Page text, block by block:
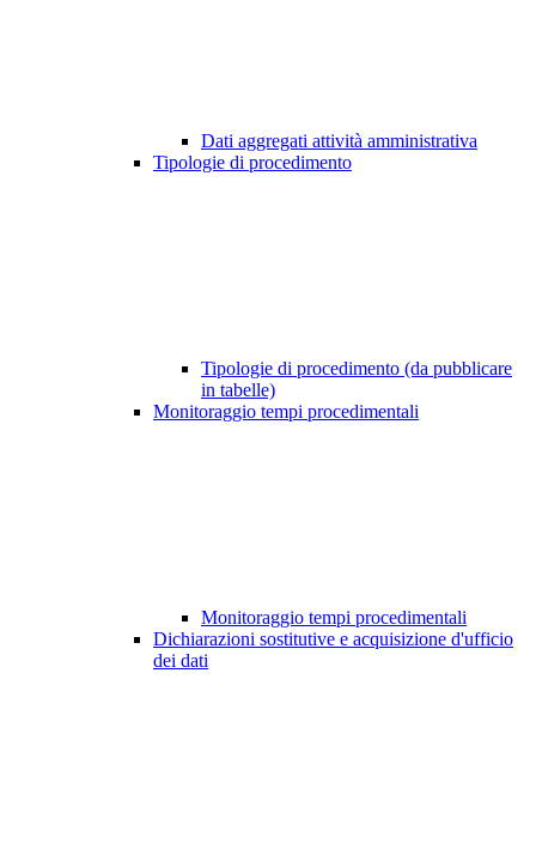
Dati aggregati attività amministrativa
Tipologie di procedimento
Tipologie di procedimento (da pubblicare
in tabelle)
Monitoraggio tempi procedimentali
Monitoraggio tempi procedimentali
Dichiarazioni sostitutive e acquisizione d'ufficio
dei dati